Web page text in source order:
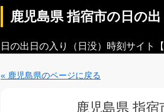
鹿児島県 指宿市の日の
日の出日の入り（日没）時刻サイト
« 鹿児島県のページに戻る
鹿児島県 指宿